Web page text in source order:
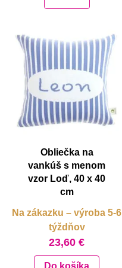
Obliečka na
vankúš s menom
vzor Loď, 40 x 40
cm
Na zákazku – výroba 5-6
týždňov
23,60 €
Do košíka